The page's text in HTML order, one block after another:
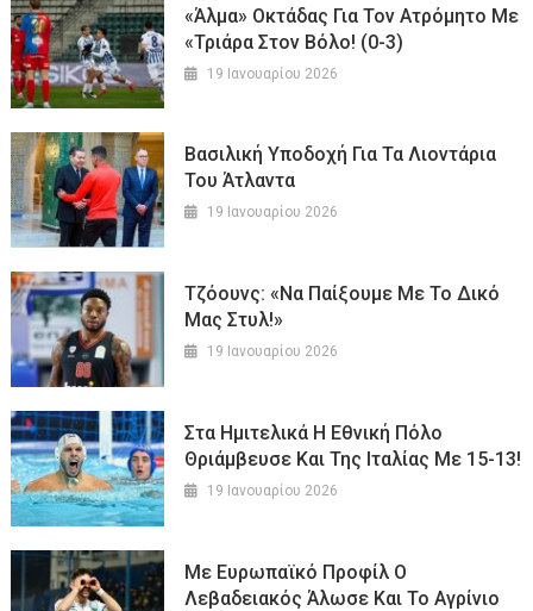
«Άλμα» Οκτάδας Για Τον Ατρόμητο Με
«τριάρα Στον Βόλο! (0-3)
19 Ιανουαρίου 2026
Βασιλική Υποδοχή Για Τα Λιοντάρια
Του Άτλαντα
19 Ιανουαρίου 2026
Τζόουνς: «Να Παίξουμε Με Το Δικό
Μας Στυλ!»
19 Ιανουαρίου 2026
Στα Ημιτελικά Η Εθνική Πόλο
Θριάμβευσε Και Της Ιταλίας Με 15-13!
19 Ιανουαρίου 2026
Με Ευρωπαϊκό Προφίλ Ο
Λεβαδειακός Άλωσε Και Το Αγρίνιο